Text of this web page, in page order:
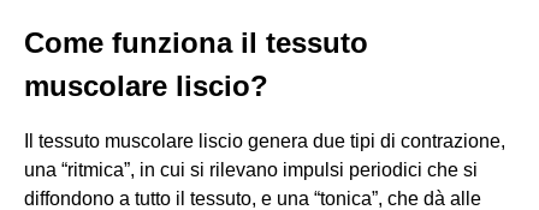
Come funziona il tessuto
muscolare liscio?
Il tessuto muscolare liscio genera due tipi di contrazione,
una “ritmica”, in cui si rilevano impulsi periodici che si
diffondono a tutto il tessuto, e una “tonica”, che dà alle